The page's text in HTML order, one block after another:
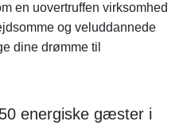
en uovertruffen virksomhed
og veluddannede
dine drømme til
energiske gæster i